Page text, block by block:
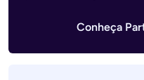
Conheça